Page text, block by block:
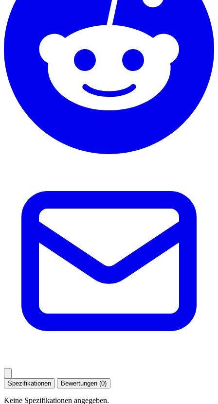
Spezifikationen Bewertungen (0)
Keine Spezifikationen angegeben.